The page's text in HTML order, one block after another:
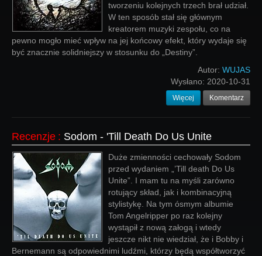
tworzeniu kolejnych trzech brał udział.
W ten sposób stał się głównym
kreatorem muzyki zespołu, co na
pewno mogło mieć wpływ na jej końcowy efekt, który wydaje się
być znacznie solidniejszy w stosunku do „Destiny”.
Autor: WUJAS
Wysłano: 2020-10-31
Więcej Komentarz
Recenzje : Sodom - 'Till Death Do Us Unite
Duże zmienności cechowały Sodom
przed wydaniem „’Till death Do Us
Unite”. I mam tu na myśli zarówno
rotujący skład, jak i kombinacyjną
stylistykę. Na tym ósmym albumie
Tom Angelripper po raz kolejny
wystąpił z nową załogą i wtedy
jeszcze nikt nie wiedział, że i Bobby i
Bernemann są odpowiednimi ludźmi, którzy będą współtworzyć